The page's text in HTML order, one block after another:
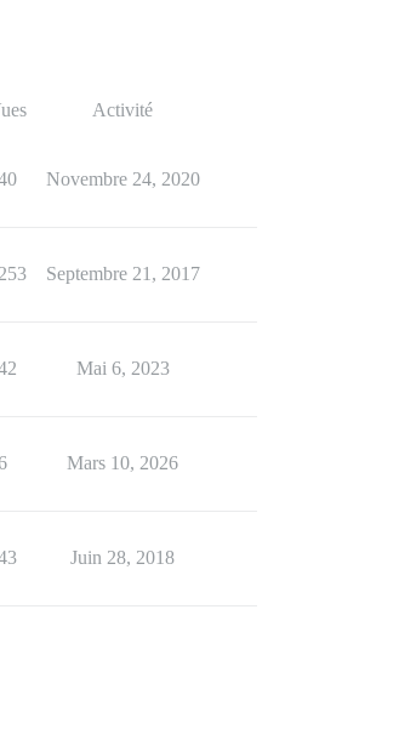
Activité
Novembre 24, 2020
Septembre 21, 2017
Mai 6, 2023
Mars 10, 2026
Juin 28, 2018